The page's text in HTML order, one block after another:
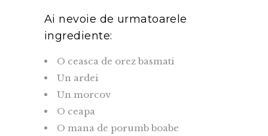
Ai nevoie de urmatoarele
ingrediente:
O ceasca de orez basmati
Un ardei
Un morcov
O ceapa
O mana de porumb boabe